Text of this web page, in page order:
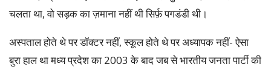
चलता था, वो सड़क का ज़माना नहीं थी सिर्फ़ पगडंडी थी।
अस्पताल होते थे पर डॉक्टर नहीं, स्कूल होते थे पर अध्यापक नहीं- ऐसा
बुरा हाल था मध्य प्रदेश का 2003 के बाद जब से भारतीय जनता पार्टी की